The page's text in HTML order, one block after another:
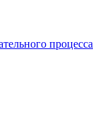
процесса